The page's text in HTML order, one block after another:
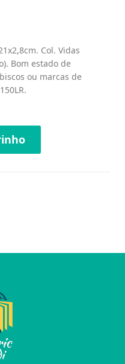
Col. Vidas
Bom estado de
ou marcas de